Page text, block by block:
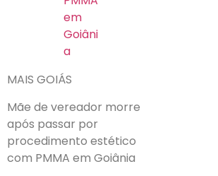
em
Goiâni
a
MAIS GOIÁS
Mãe de vereador morre
após passar por
procedimento estético
com PMMA em Goiânia